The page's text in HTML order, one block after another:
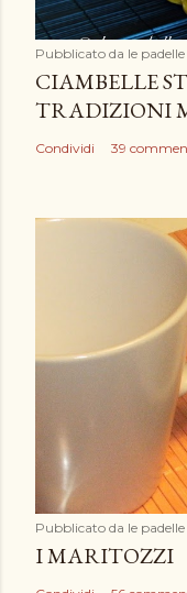
Pubblicato da le
CIAMBELLE
TRADIZIONI
Condividi 39
Pubblicato da le
I MARITOZZI